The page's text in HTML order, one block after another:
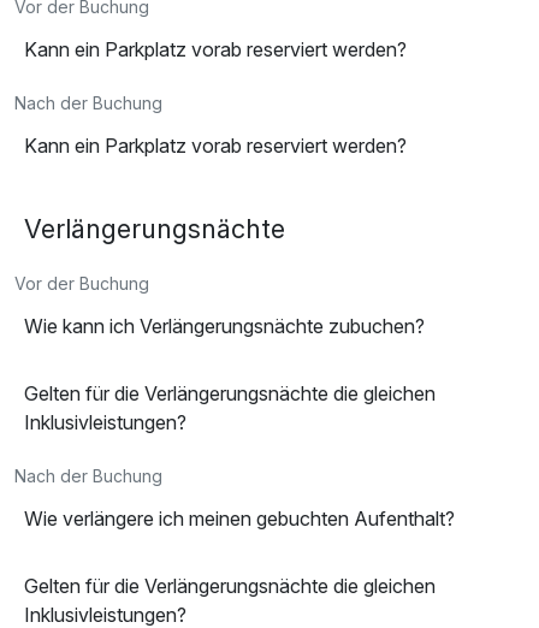
Vor der Buchung
Kann ein Parkplatz vorab reserviert werden?
Nach der Buchung
Kann ein Parkplatz vorab reserviert werden?
Verlängerungsnächte
Vor der Buchung
Wie kann ich Verlängerungsnächte zubuchen?
Gelten für die Verlängerungsnächte die gleichen
Inklusivleistungen?
Nach der Buchung
Wie verlängere ich meinen gebuchten Aufenthalt?
Gelten für die Verlängerungsnächte die gleichen
Inklusivleistungen?